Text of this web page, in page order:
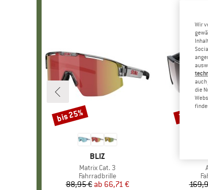
MARKE
BLIZ
Artikel
Matrix Cat. 3
Produktgruppe
Fahrradbrille
Preis
88,95 € reduzierter Preis
ab 66,71 €
Rabatt
bis 25% Rabatt
35%
Wir
auch
die